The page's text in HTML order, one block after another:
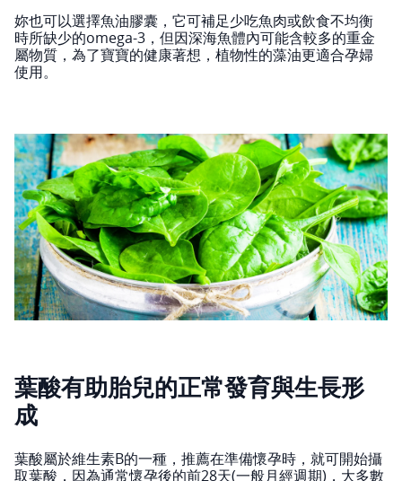
妳也可以選擇魚油膠囊，它可補足少吃魚肉或飲食不均衡
時所缺少的omega-3，但因深海魚體內可能含較多的重金
屬物質，為了寶寶的健康著想，植物性的藻油更適合孕婦
使用。
葉酸有助胎兒的正常發育與生長形
成
葉酸屬於維生素B的一種，推薦在準備懷孕時，就可開始攝
取葉酸，因為通常懷孕後的前28天(一般月經週期)，大多數